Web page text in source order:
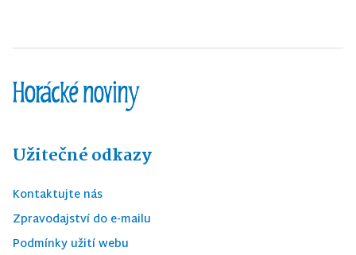
Užitečné odkazy
Kontaktujte nás
Zpravodajství do e-mailu
Podmínky užití webu